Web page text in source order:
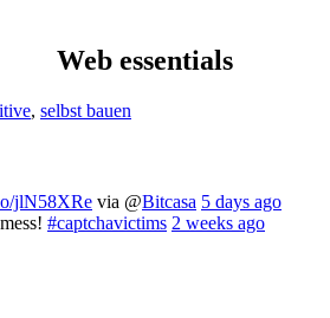
Web essentials
, selbst bauen
jlN58XRe via @Bitcasa 5 days ago
#captchavictims 2 weeks ago